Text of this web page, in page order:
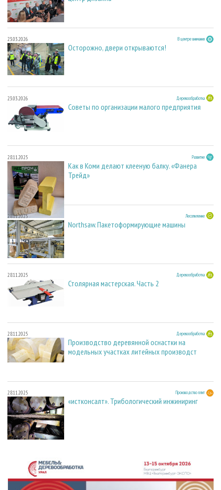
23.03.2026 В центре внимания
Осторожно, двери открываются!
23.03.2026 Деревообработка
Советы по организации малого предприятия
28.11.2025 Развитие
Как в Коми делают клееную балку. «Фанера
Трейд»
28.11.2025 Лесопиление
Northsaw. Пакетоформирующие машины
28.11.2025 Деревообработка
Столярная мастерская. Часть 2
28.11.2025 Деревообработка
Производство деревянной оснастки на
модельных участках литейных производст
28.11.2025 Производство плит
«истконсалт». Трибологический инжиниринг